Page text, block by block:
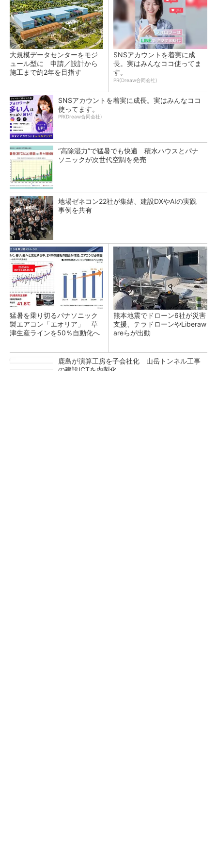
大規模データセンターをモジ
ュール型に 申請／設計から
施工まで約2年を目指す
SNSアカウントを着実に成
長。実はみんなココ使ってま
す。
PR(Dreaw合同会社)
SNSアカウントを着実に成長。実はみんなココ
使ってます。
PR(Dreaw合同会社)
“高除湿力”で猛暑でも快適 積水ハウスとパナ
ソニックが次世代空調を発売
地場ゼネコン22社が集結、建設DXやAIの実践
事例を共有
猛暑を乗り切るパナソニック
製エアコン「エオリア」 草
津生産ラインを50％自動化へ
熊本地震でドローン6社が災害
支援、テラドローンやLiberaw
areらが出動
鹿島が演算工房を子会社化 山岳トンネル工事
の建設ICTを内製化